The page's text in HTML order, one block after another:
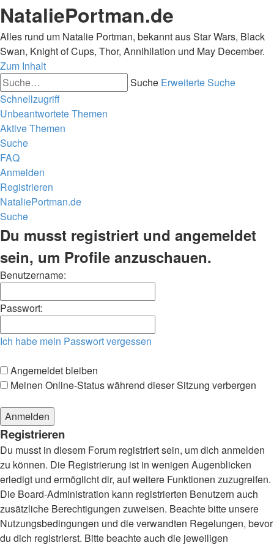
NataliePortman.de
Alles rund um Natalie Portman, bekannt aus Star Wars, Black
Swan, Knight of Cups, Thor, Annihilation und May December.
Zum Inhalt
Suche Erweiterte Suche
Schnellzugriff
Unbeantwortete Themen
Aktive Themen
Suche
FAQ
Anmelden
Registrieren
NataliePortman.de
Suche
Du musst registriert und angemeldet
sein, um Profile anzuschauen.
Benutzername:
Passwort:
Ich habe mein Passwort vergessen
Angemeldet bleiben
Meinen Online-Status während dieser Sitzung verbergen
Registrieren
Du musst in diesem Forum registriert sein, um dich anmelden
zu können. Die Registrierung ist in wenigen Augenblicken
erledigt und ermöglicht dir, auf weitere Funktionen zuzugreifen.
Die Board-Administration kann registrierten Benutzern auch
zusätzliche Berechtigungen zuweisen. Beachte bitte unsere
Nutzungsbedingungen und die verwandten Regelungen, bevor
du dich registrierst. Bitte beachte auch die jeweiligen